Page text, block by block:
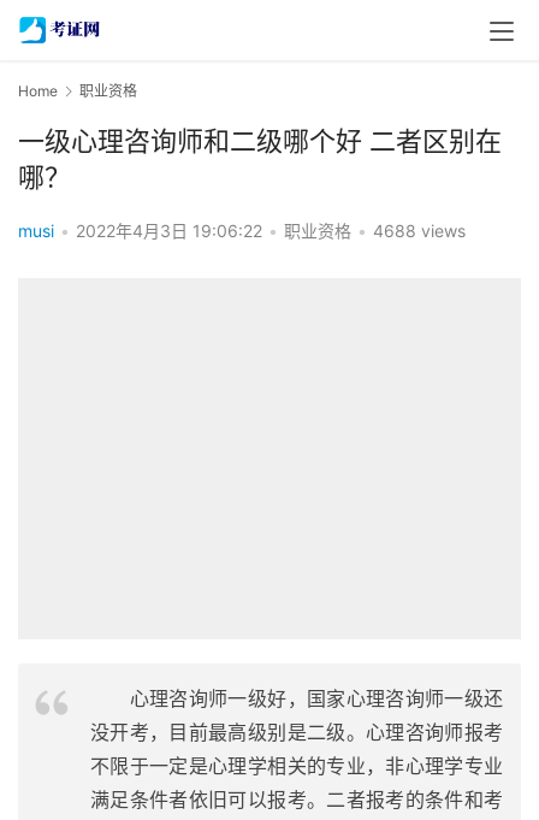
Home 职业资格
一级心理咨询师和二级哪个好 二者区别在
哪？
musi • 2022年4月3日 19:06:22 • 职业资格 • 4688 views
心理咨询师一级好，国家心理咨询师一级还
没开考，目前最高级别是二级。心理咨询师报考
不限于一定是心理学相关的专业，非心理学专业
满足条件者依旧可以报考。二者报考的条件和考